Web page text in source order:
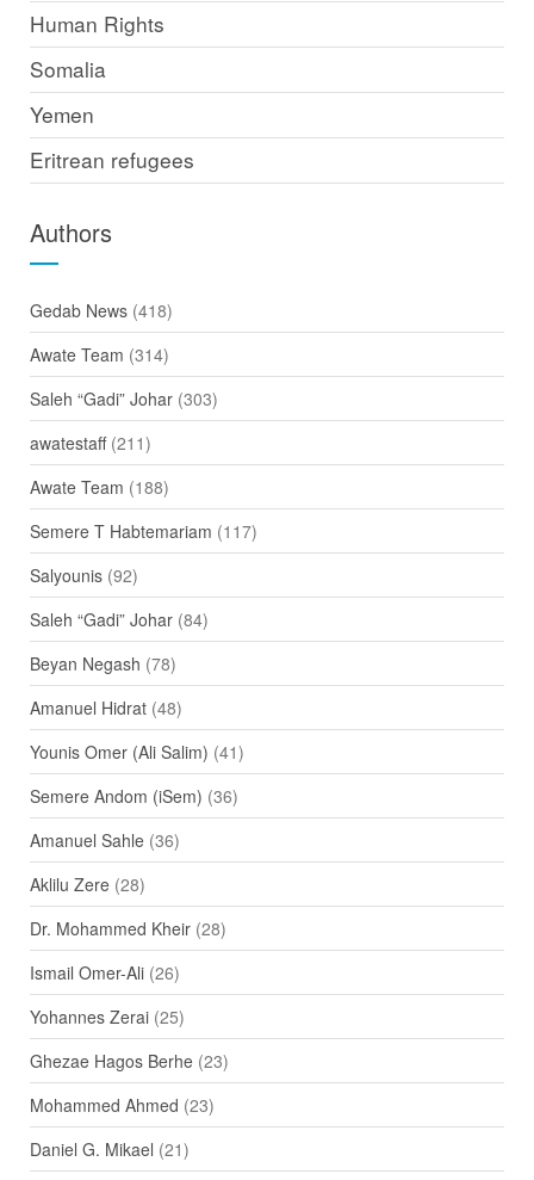
Human Rights
Somalia
Yemen
Eritrean refugees
Authors
Gedab News(418)
Awate Team (314)
Saleh “Gadi” Johar(303)
awatestaff(211)
Awate Team (188)
Semere T Habtemariam (117)
Salyounis(92)
Saleh “Gadi” Johar(84)
Beyan Negash (78)
Amanuel Hidrat(48)
Younis Omer (Ali Salim) (41)
Semere Andom (iSem) (36)
Amanuel Sahle(36)
Aklilu Zere(28)
Dr. Mohammed Kheir(28)
Ismail Omer-Ali(26)
Yohannes Zerai(25)
Ghezae Hagos Berhe(23)
Mohammed Ahmed (23)
Daniel G. Mikael (21)